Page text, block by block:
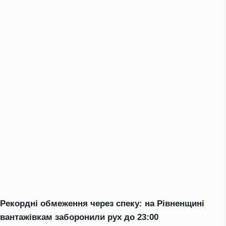
Рекордні обмеження через спеку: на Рівненщині
вантажівкам заборонили рух до 23:00